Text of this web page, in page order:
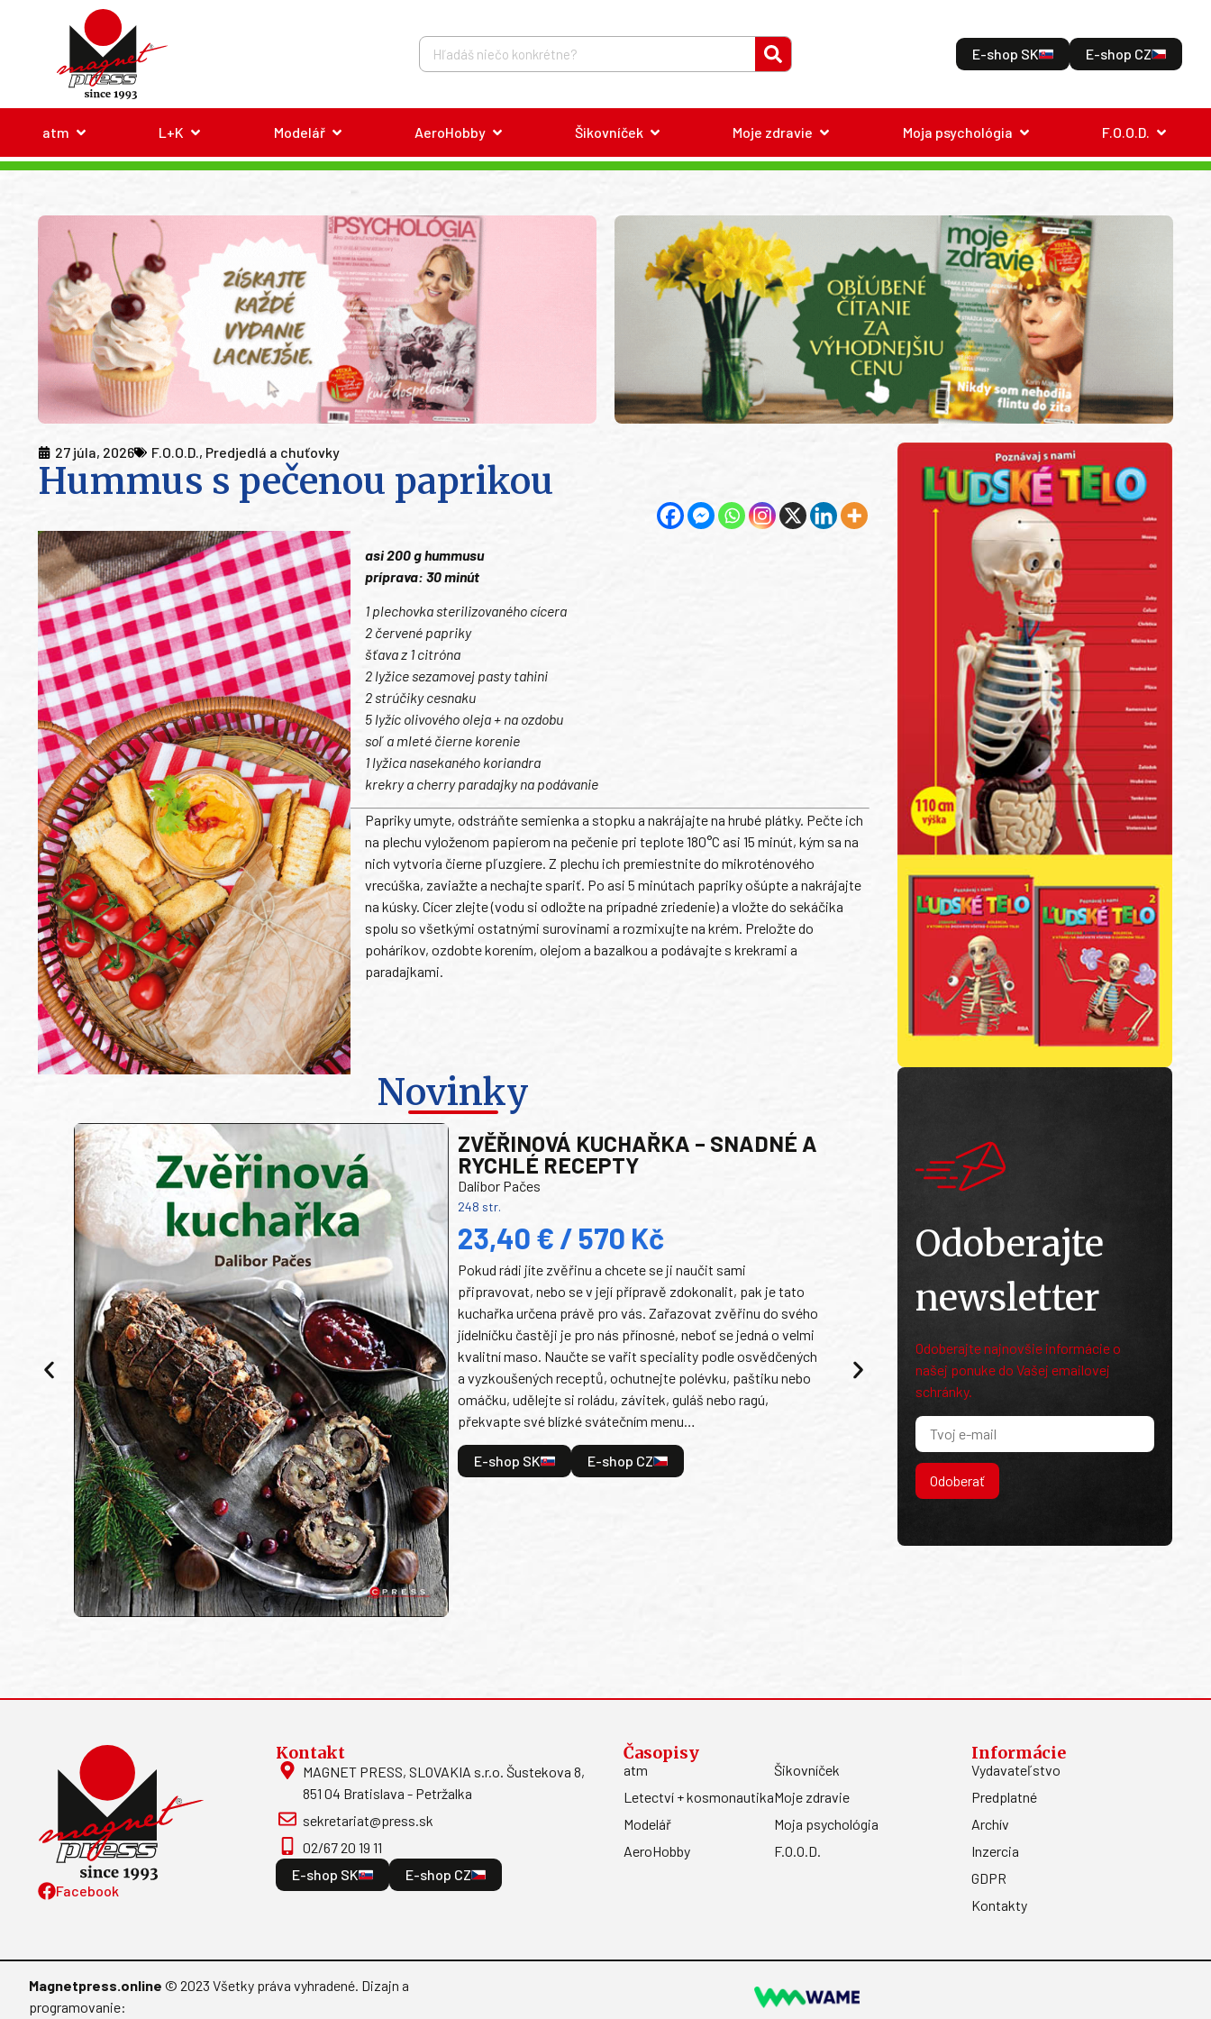
E-shop SK E-shop CZ
atm L+K Modelář AeroHobby Šikovníček Moje zdravie Moja psychológia F.O.O.D.
27 júla, 2026 F.O.O.D., Predjedlá a chuťovky
Hummus s pečenou paprikou
asi 200 g hummusu
príprava: 30 minút
1 plechovka sterilizovaného cícera
2 červené papriky
šťava z 1 citróna
2 lyžice sezamovej pasty tahini
2 strúčiky cesnaku
5 lyžíc olivového oleja + na ozdobu
soľ a mleté čierne korenie
1 lyžica nasekaného koriandra
krekry a cherry paradajky na podávanie
Papriky umyte, odstráňte semienka a stopku a nakrájajte na hrubé plátky. Pečte ich
na plechu vyloženom papierom na pečenie pri teplote 180°C asi 15 minút, kým sa na
nich vytvoria čierne pľuzgiere. Z plechu ich premiestnite do mikroténového
vrecúška, zaviažte a nechajte spariť. Po asi 5 minútach papriky ošúpte a nakrájajte
na kúsky. Cícer zlejte (vodu si odložte na prípadné zriedenie) a vložte do sekáčika
spolu so všetkými ostatnými surovinami a rozmixujte na krém. Preložte do
pohárikov, ozdobte korením, olejom a bazalkou a podávajte s krekrami a
paradajkami.
Novinky
ZVĚŘINOVÁ KUCHAŘKA – SNADNÉ A
RYCHLÉ RECEPTY
Dalibor Pačes
248 str.
23,40 € / 570 Kč
Pokud rádi jíte zvěřinu a chcete se ji naučit sami
připravovat, nebo se v její přípravě zdokonalit, pak je tato
kuchařka určena právě pro vás. Zařazovat zvěřinu do svého
jídelníčku častěji je pro nás přínosné, neboť se jedná o velmi
kvalitní maso. Naučte se vařit speciality podle osvědčených
a vyzkoušených receptů, ochutnejte polévku, paštiku nebo
omáčku, udělejte si roládu, závitek, guláš nebo ragú,
překvapte své blízké svátečním menu…
E-shop SK E-shop CZ
Odoberajte
newsletter
Odoberajte najnovšie informácie o
našej ponuke do Vašej emailovej
schránky.
Odoberať
Facebook
Kontakt
MAGNET PRESS, SLOVAKIA s.r.o. Šustekova 8,
851 04 Bratislava - Petržalka
sekretariat@press.sk
02/67 20 19 11
E-shop SK
E-shop CZ
Časopisy
atm
Letectví + kosmonautika
Modelář
AeroHobby
Šikovníček
Moje zdravie
Moja psychológia
F.O.O.D.
Informácie
Vydavateľstvo
Predplatné
Archív
Inzercia
GDPR
Kontakty
Magnetpress.online © 2023 Všetky práva vyhradené. Dizajn a
programovanie: